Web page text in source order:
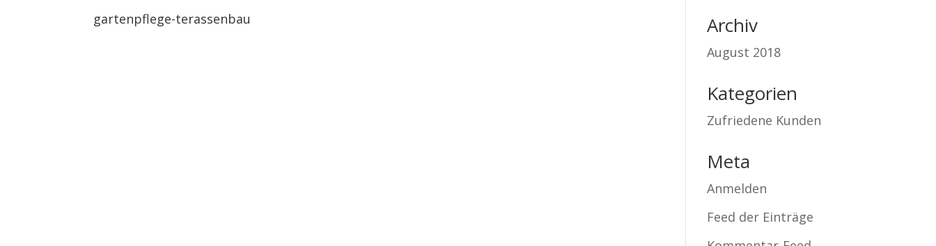
gartenpflege-terassenbau
Archiv
August 2018
Kategorien
Zufriedene Kunden
Meta
Anmelden
Feed der Einträge